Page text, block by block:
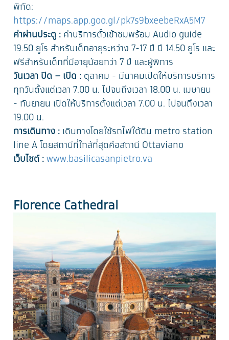
พิกัด:
https://maps.app.goo.gl/pk7s9bxeebeRxA5M7
ค่าผ่านประตู : ค่าบริการตั๋วเข้าชมพร้อม Audio guide
19.50 ยูโร สำหรับเด็กอายุระหว่าง 7-17 ปี ปี 14.50 ยูโร และ
ฟรีสำหรับเด็กที่มีอายุน้อยกว่า 7 ปี และผู้พิการ
วันเวลา ปิด – เปิด : ตุลาคม - มีนาคมเปิดให้บริการบริการ
ทุกวันตั้งแต่เวลา 7.00 น. ไปจนถึงเวลา 18.00 น. เมษายน
- กันยายน เปิดให้บริการตั้งแต่เวลา 7.00 น. ไปจนถึงเวลา
19.00 น.
การเดินทาง : เดินทางโดยใช้รถไฟใต้ดิน metro station
line A โดยสถานีที่ใกล้ที่สุดคือสถานี Ottaviano
เว็บไซต์ :www.basilicasanpietro.va
Florence Cathedral